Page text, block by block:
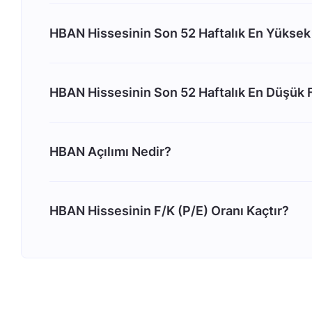
HBAN Hissesinin Son 52 Haftalık En
HBAN Hissesinin Son 52 Haftalık En Düşük
HBAN Açılımı Nedir?
HBAN Hissesinin F/K (P/E) Oranı Kaçtır?